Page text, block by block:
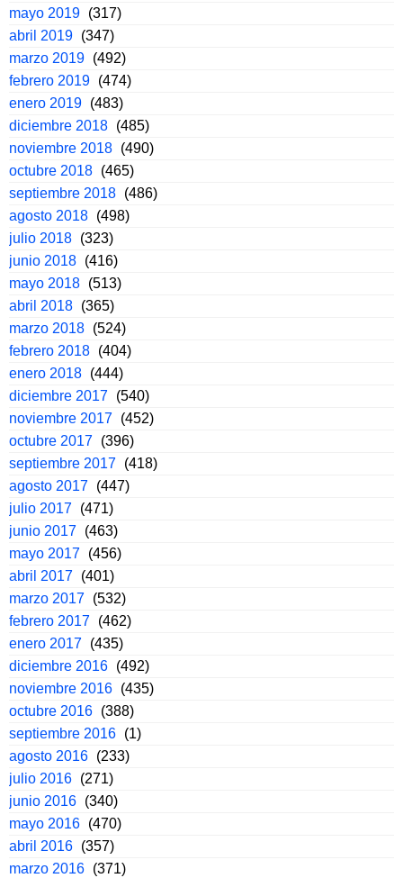
mayo 2019 (317)
abril 2019 (347)
marzo 2019 (492)
febrero 2019 (474)
enero 2019 (483)
diciembre 2018 (485)
noviembre 2018 (490)
octubre 2018 (465)
septiembre 2018 (486)
agosto 2018 (498)
julio 2018 (323)
junio 2018 (416)
mayo 2018 (513)
abril 2018 (365)
marzo 2018 (524)
febrero 2018 (404)
enero 2018 (444)
diciembre 2017 (540)
noviembre 2017 (452)
octubre 2017 (396)
septiembre 2017 (418)
agosto 2017 (447)
julio 2017 (471)
junio 2017 (463)
mayo 2017 (456)
abril 2017 (401)
marzo 2017 (532)
febrero 2017 (462)
enero 2017 (435)
diciembre 2016 (492)
noviembre 2016 (435)
octubre 2016 (388)
septiembre 2016 (1)
agosto 2016 (233)
julio 2016 (271)
junio 2016 (340)
mayo 2016 (470)
abril 2016 (357)
marzo 2016 (371)